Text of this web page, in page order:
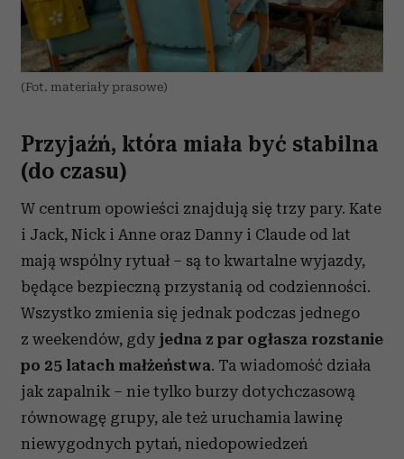
(Fot. materiały prasowe)
Przyjaźń, która miała być stabilna
(do czasu)
W centrum opowieści znajdują się trzy pary. Kate
i Jack, Nick i Anne oraz Danny i Claude od lat
mają wspólny rytuał – są to kwartalne wyjazdy,
będące bezpieczną przystanią od codzienności.
Wszystko zmienia się jednak podczas jednego
z weekendów, gdy jedna z par ogłasza rozstanie
po 25 latach małżeństwa. Ta wiadomość działa
jak zapalnik – nie tylko burzy dotychczasową
równowagę grupy, ale też uruchamia lawinę
niewygodnych pytań, niedopowiedzeń